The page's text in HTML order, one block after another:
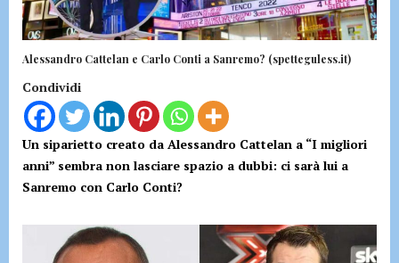
Alessandro Cattelan e Carlo Conti a Sanremo? (spetteguless.it)
Condividi
Un siparietto creato da Alessandro Cattelan a “I migliori
anni” sembra non lasciare spazio a dubbi: ci sarà lui a
Sanremo con Carlo Conti?